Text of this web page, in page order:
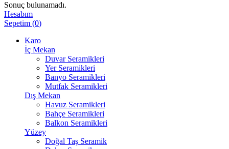
Sonuç bulunamadı.
Hesabım
Sepetim (0)
Karo
İç Mekan
Duvar Seramikleri
Yer Seramikleri
Banyo Seramikleri
Mutfak Seramikleri
Dış Mekan
Havuz Seramikleri
Bahçe Seramikleri
Balkon Seramikleri
Yüzey
Doğal Taş Seramik